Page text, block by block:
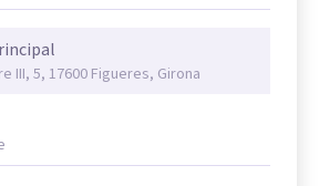
III, 5, 17600 Figueres, Girona